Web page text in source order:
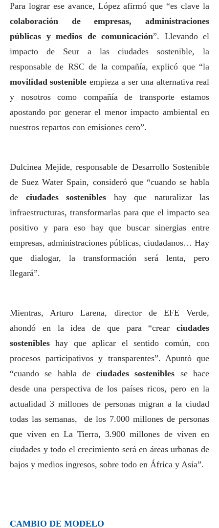
Para lograr ese avance, López afirmó que “es clave la
colaboración de empresas, administraciones
públicas y medios de comunicación”. Llevando el
impacto de Seur a las ciudades sostenible, la
responsable de RSC de la compañía, explicó que “la
movilidad sostenible empieza a ser una alternativa real
y nosotros como compañía de transporte estamos
apostando por generar el menor impacto ambiental en
nuestros repartos con emisiones cero”.
Dulcinea Mejide, responsable de Desarrollo Sostenible
de Suez Water Spain, consideró que “cuando se habla
de ciudades sostenibles hay que naturalizar las
infraestructuras, transformarlas para que el impacto sea
positivo y para eso hay que buscar sinergias entre
empresas, administraciones públicas, ciudadanos… Hay
que dialogar, la transformación será lenta, pero
llegará”.
Mientras, Arturo Larena, director de EFE Verde,
ahondó en la idea de que para “crear ciudades
sostenibles hay que aplicar el sentido común, con
procesos participativos y transparentes”. Apuntó que
“cuando se habla de ciudades sostenibles se hace
desde una perspectiva de los países ricos, pero en la
actualidad 3 millones de personas migran a la ciudad
todas las semanas, de los 7.000 millones de personas
que viven en La Tierra, 3.900 millones de viven en
ciudades y todo el crecimiento será en áreas urbanas de
bajos y medios ingresos, sobre todo en África y Asia”.
CAMBIO DE MODELO